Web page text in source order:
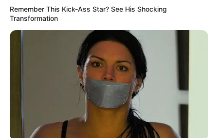
Ainsi, la combinaison gagnante passera par un
savant mélange de bases solides et de coups
spéculatifs, dans un Quinté+ où les surprises restent
très envisageables.
À vous de jouer sur lePMU.fr
Le Pronostic « Standard » en
chiffre du QUINTÉ PRIX ROSE OR
NO
Remember This Kick-Ass Star? See His Shocking
Transformation